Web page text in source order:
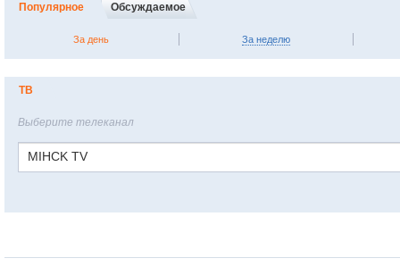
Популярное Обсуждаемое
За день За неделю
ТВ
Выберите телеканал
MIHCK TV